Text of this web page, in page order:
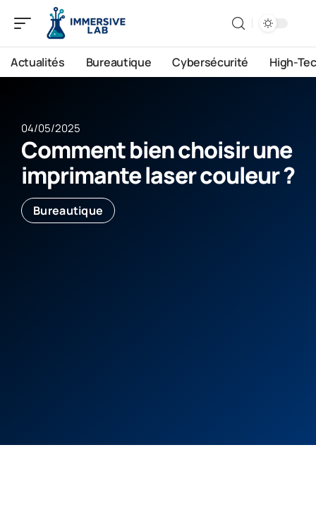
Actualités Bureautique Cybersécurité High-
04/05/2025
Comment bien choisir une
imprimante laser couleur ?
Bureautique